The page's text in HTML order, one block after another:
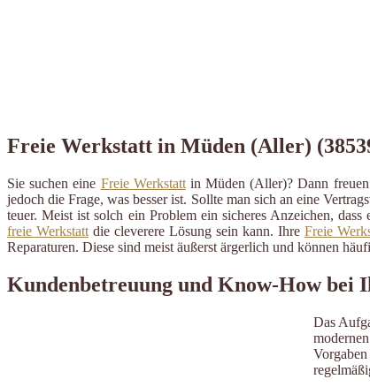
Freie Werkstatt in Müden (Aller)
Sie suchen eine Freie Werkstattin Müden (Aller)? Dann freuen
jedoch die Frage, was besser ist. Sollte man sich an eine
teuer. Meist ist solch ein Problem ein sicheres Anzeichen,
freie Werkstattdie cleverere Lösung sein kann. Ihre Freie
Reparaturen. Diese sind meist äußerst ärgerlich und können
Kundenbetreuung und Know-How bei
Das